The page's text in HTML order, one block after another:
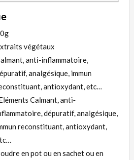
végétaux
anti-inflammatoire,
analgésique, immun
antioxydant, etc…
Calmant, anti-
dépuratif, analgésique,
reconstituant, antioxydant,
en pot ou en sachet ou en